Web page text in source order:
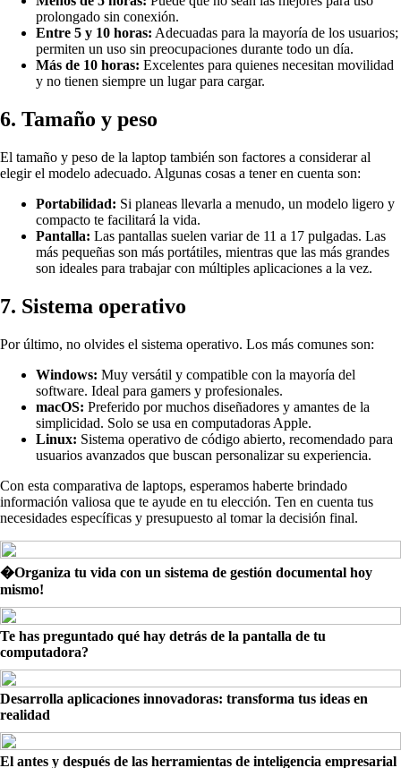
prolongado sin conexión.
Entre 5 y 10 horas: Adecuadas para la mayoría de los usuarios;
permiten un uso sin preocupaciones durante todo un día.
Más de 10 horas: Excelentes para quienes necesitan movilidad
y no tienen siempre un lugar para cargar.
6. Tamaño y peso
El tamaño y peso de la laptop también son factores a considerar al
elegir el modelo adecuado. Algunas cosas a tener en cuenta son:
Portabilidad: Si planeas llevarla a menudo, un modelo ligero y
compacto te facilitará la vida.
Pantalla: Las pantallas suelen variar de 11 a 17 pulgadas. Las
más pequeñas son más portátiles, mientras que las más grandes
son ideales para trabajar con múltiples aplicaciones a la vez.
7. Sistema operativo
Por último, no olvides el sistema operativo. Los más comunes son:
Windows: Muy versátil y compatible con la mayoría del
software. Ideal para gamers y profesionales.
macOS: Preferido por muchos diseñadores y amantes de la
simplicidad. Solo se usa en computadoras Apple.
Linux: Sistema operativo de código abierto, recomendado para
usuarios avanzados que buscan personalizar su experiencia.
Con esta comparativa de laptops, esperamos haberte brindado
información valiosa que te ayude en tu elección. Ten en cuenta tus
necesidades específicas y presupuesto al tomar la decisión final.
�Organiza tu vida con un sistema de gestión documental hoy
mismo!
Te has preguntado qué hay detrás de la pantalla de tu
computadora?
Desarrolla aplicaciones innovadoras: transforma tus ideas en
realidad
El antes y después de las herramientas de inteligencia empresarial